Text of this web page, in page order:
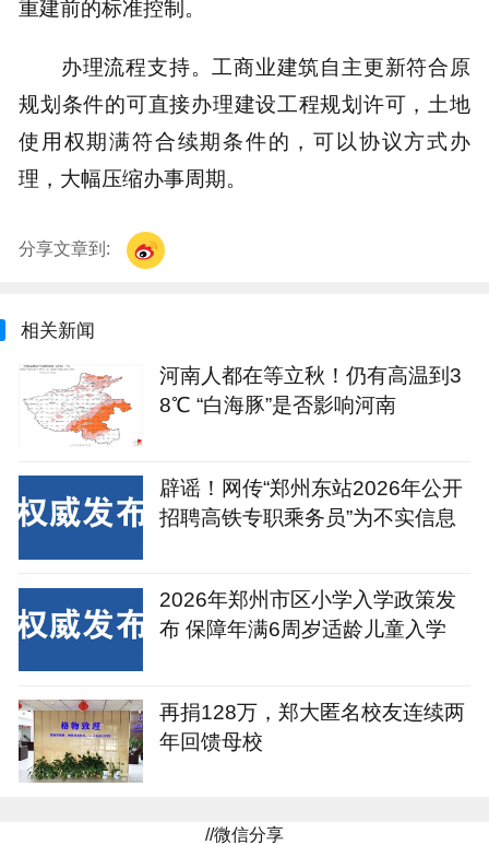
重建前的标准控制。
办理流程支持。工商业建筑自主更新符合原
规划条件的可直接办理建设工程规划许可，土地
使用权期满符合续期条件的，可以协议方式办
理，大幅压缩办事周期。
分享文章到:
相关新闻
河南人都在等立秋！仍有高温到3
8℃ “白海豚”是否影响河南
辟谣！网传“郑州东站2026年公开
招聘高铁专职乘务员”为不实信息
2026年郑州市区小学入学政策发
布 保障年满6周岁适龄儿童入学
再捐128万，郑大匿名校友连续两
年回馈母校
//微信分享